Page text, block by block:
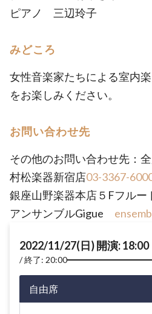
ピアノ 三辺玲子
みどころ
女性音楽家たちによる室内
をお楽しみください。
お問い合わせ先
その他のお問い合わせ先：
村松楽器新宿店03-3367-
銀座山野楽器本店５Fフルー
アンサンブルGigue
2022/11/27(日) 開演: 18:00
終了: 20:00
自由席